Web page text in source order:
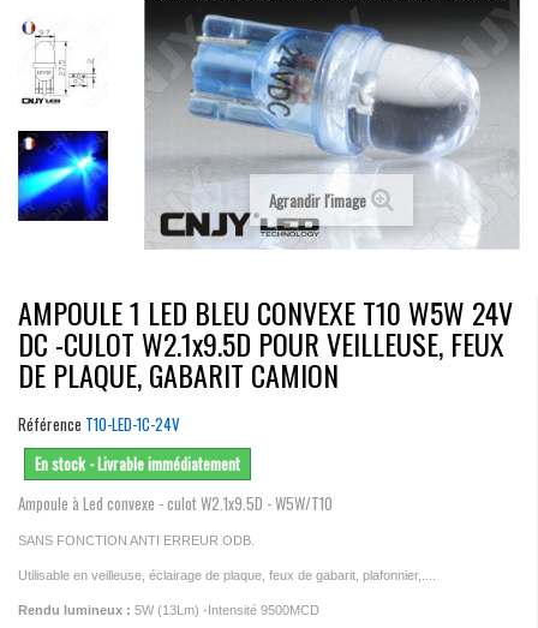
Agrandir l'image
AMPOULE 1 LED BLEU CONVEXE T10 W5W 24V
DC -CULOT W2.1x9.5D POUR VEILLEUSE, FEUX
DE PLAQUE, GABARIT CAMION
Référence T10-LED-1C-24V
En stock - Livrable immédiatement
Ampoule à Led convexe - culot W2.1x9.5D - W5W/T10
SANS FONCTION ANTI ERREUR ODB.
Utilisable en veilleuse, éclairage de plaque, feux de gabarit, plafonnier,....
Rendu lumineux : 5W (13Lm) -Intensité 9500MCD